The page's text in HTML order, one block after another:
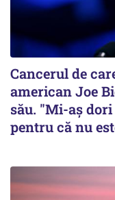
Cancerul de
american Joe
său. "Mi-aș
pentru că nu